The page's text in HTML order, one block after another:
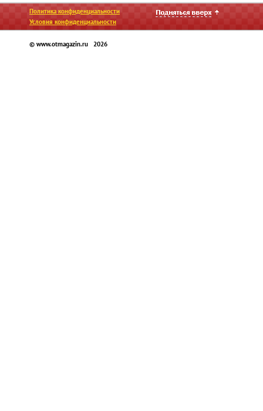
Политика конфиденциальности
Условия конфиденциальности
© www.otmagazin.ru 2026